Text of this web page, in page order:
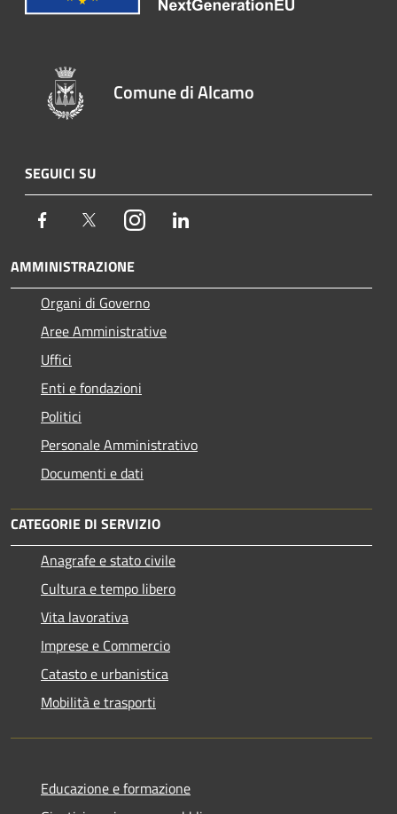
Comune di Alcamo
SEGUICI SU
Facebook TwitterInstagram
AMMINISTRAZIONE
Organi di Governo
Aree Amministrative
Uffici
Enti e fondazioni
Politici
Personale Amministrativo
Documenti e dati
CATEGORIE DI SERVIZIO
Anagrafe e stato civile
Cultura e tempo libero
Vita lavorativa
Imprese e Commercio
Catasto e urbanistica
Mobilità e trasporti
Educazione e formazione